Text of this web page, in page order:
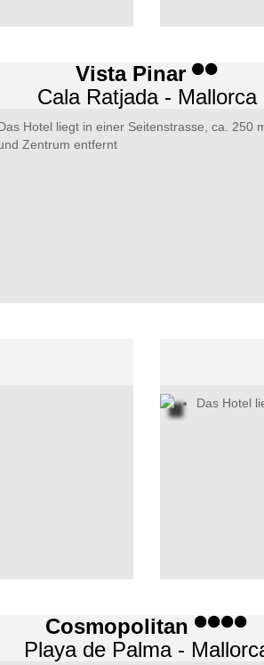
Vista Pinar
Cala Ratjada - Mallorca
Hotel liegt in einer Seitenstrasse, ca. 250
Zentrum entfernt
Das Hotel
Cosmopolitan
Playa de Palma -